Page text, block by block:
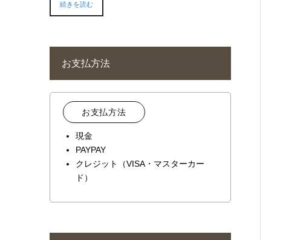
続きを読む
お支払方法
お支払方法
現金
PAYPAY
クレジット（VISA・マスターカー
ド）